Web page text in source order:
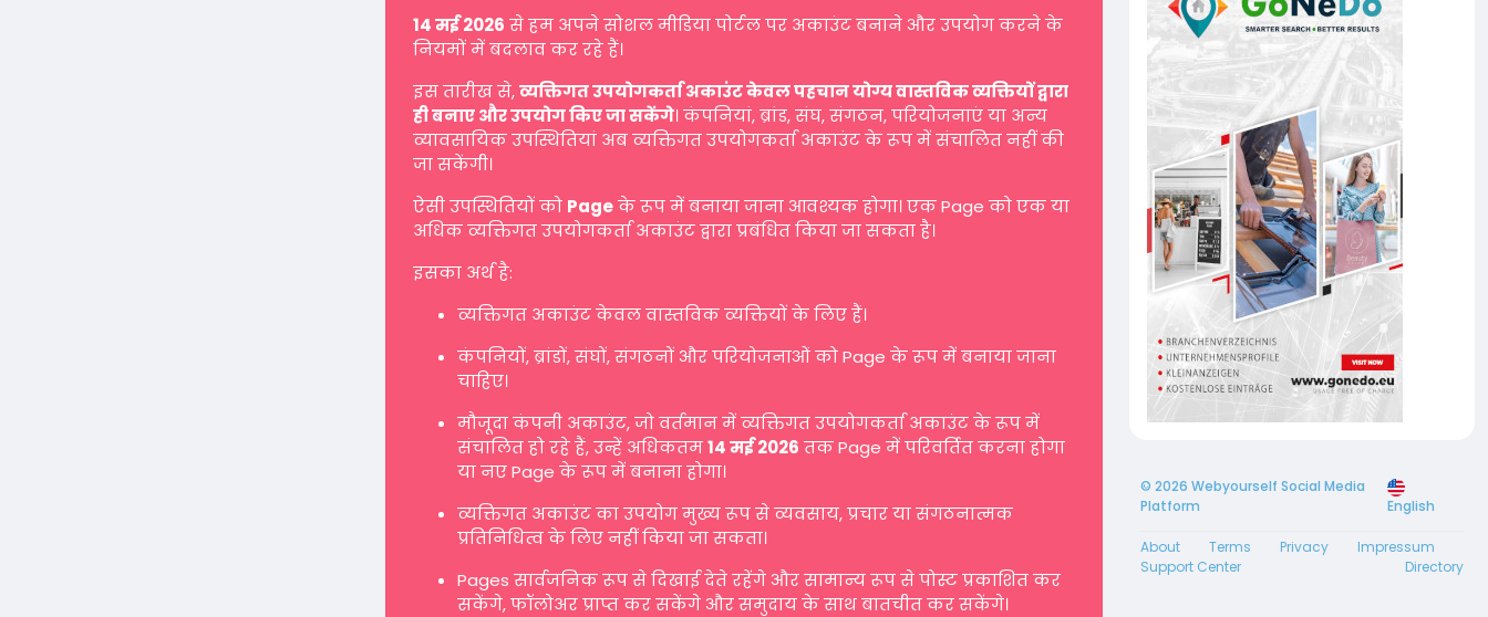
14 मई 2026 से हम अपने सोशल मीडिया पोर्टल पर अकाउंट बनाने और उपयोग करने के
नियमों में बदलाव कर रहे हैं।
इस तारीख से,व्यक्तिगत उपयोगकर्ता अकाउंट केवल पहचान योग्य वास्तविक व्यक्तियों द्वारा
ही बनाए और उपयोग किए जा सकेंगे। कंपनियां, ब्रांड, संघ, संगठन, परियोजनाएं या अन्य
व्यावसायिक उपस्थितियां अब व्यक्तिगत उपयोगकर्ता अकाउंट के रूप में संचालित नहीं की
जा सकेंगी।
ऐसी उपस्थितियों को Pageके रूप में बनाया जाना आवश्यक होगा। एक Page को एक या
अधिक व्यक्तिगत उपयोगकर्ता अकाउंट द्वारा प्रबंधित किया जा सकता है।
इसका अर्थ है:
व्यक्तिगत अकाउंट केवल वास्तविक व्यक्तियों के लिए हैं।
कंपनियों, ब्रांडों, संघों, संगठनों और परियोजनाओं को Page के रूप में बनाया जाना
चाहिए।
मौजूदा कंपनी अकाउंट, जो वर्तमान में व्यक्तिगत उपयोगकर्ता अकाउंट के रूप में
संचालित हो रहे हैं, उन्हें अधिकतम14 मई 2026 तक Page में परिवर्तित करना होगा
या नए Page के रूप में बनाना होगा।
व्यक्तिगत अकाउंट का उपयोग मुख्य रूप से व्यवसाय, प्रचार या संगठनात्मक
प्रतिनिधित्व के लिए नहीं किया जा सकता।
Pages सार्वजनिक रूप से दिखाई देते रहेंगे और सामान्य रूप से पोस्ट प्रकाशित कर
सकेंगे, फॉलोअर प्राप्त कर सकेंगे और समुदाय के साथ बातचीत कर सकेंगे।
© 2026 Webyourself Social Media
Platform
English
About Terms Privacy
Impressum
Support Center
Directory